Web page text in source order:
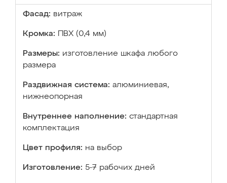
Фасад: витраж
Кромка: ПВХ (0,4 мм)
Размеры: изготовление шкафа любого
размера
Раздвижная система: алюминиевая,
нижнеопорная
Внутреннее наполнение: стандартная
комплектация
Цвет профиля: на выбор
Изготовление: 5-7 рабочих дней